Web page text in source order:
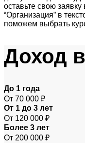
оставьте свою заявку
“Организация” в
поможем выбрать
Доход
До 1 года
От 70 000 ₽
От 1 до 3 лет
От 120 000 ₽
Более 3 лет
От 200 000 ₽